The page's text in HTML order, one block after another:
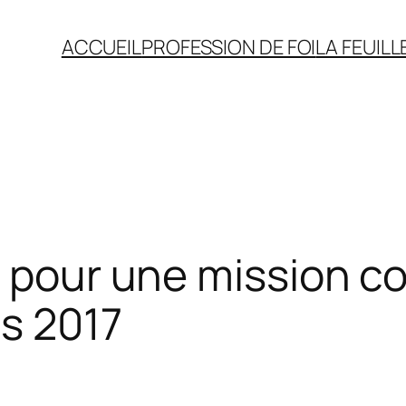
ACCUEILPROFESSION DE FOILA
une mission
2017